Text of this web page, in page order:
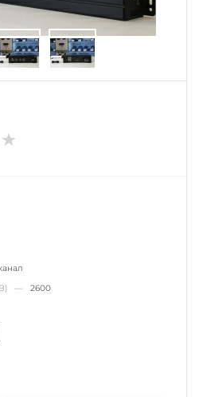
В) — 2600